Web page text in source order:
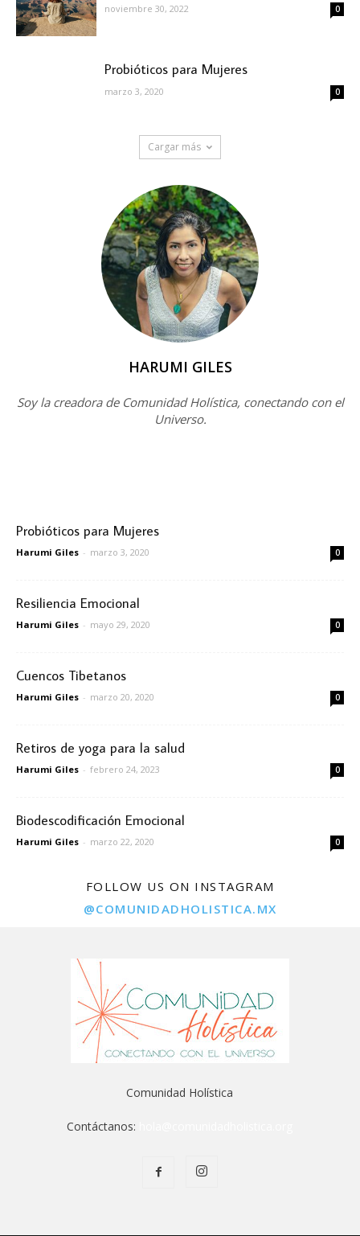
noviembre 30, 2022 0
Probióticos para Mujeres
marzo 3, 2020 0
Cargar más
HARUMI GILES
Soy la creadora de Comunidad Holística, conectando con el
Universo.
Probióticos para Mujeres
Harumi Giles - marzo 3, 2020 0
Resiliencia Emocional
Harumi Giles - mayo 29, 2020 0
Cuencos Tibetanos
Harumi Giles - marzo 20, 2020 0
Retiros de yoga para la salud
Harumi Giles - febrero 24, 2023 0
Biodescodificación Emocional
Harumi Giles - marzo 22, 2020 0
FOLLOW US ON INSTAGRAM
@COMUNIDADHOLISTICA.MX
Comunidad Holística
Contáctanos: